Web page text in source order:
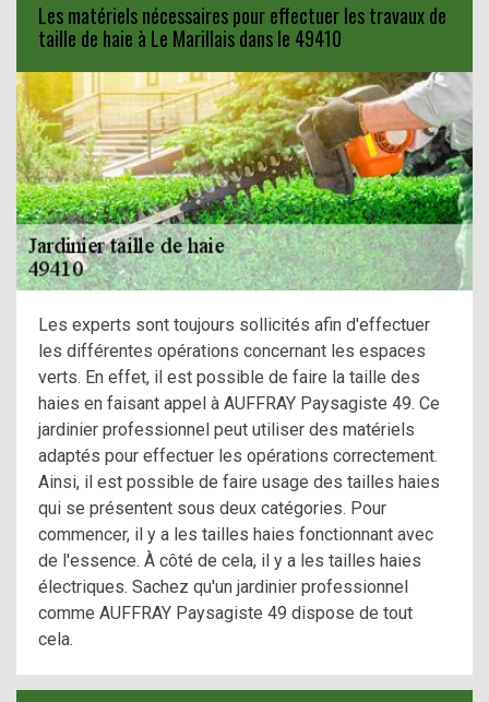
Les matériels nécessaires pour effectuer les travaux de
taille de haie à Le Marillais dans le 49410
Les experts sont toujours sollicités afin d'effectuer
les différentes opérations concernant les espaces
verts. En effet, il est possible de faire la taille des
haies en faisant appel à AUFFRAY Paysagiste 49. Ce
jardinier professionnel peut utiliser des matériels
adaptés pour effectuer les opérations correctement.
Ainsi, il est possible de faire usage des tailles haies
qui se présentent sous deux catégories. Pour
commencer, il y a les tailles haies fonctionnant avec
de l'essence. À côté de cela, il y a les tailles haies
électriques. Sachez qu'un jardinier professionnel
comme AUFFRAY Paysagiste 49 dispose de tout
cela.